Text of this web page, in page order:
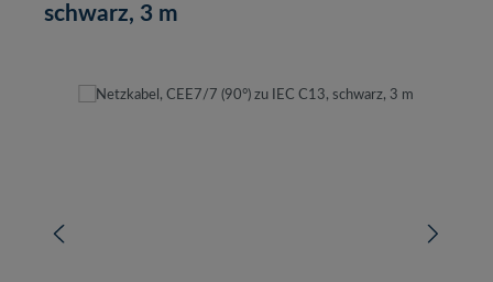
schwarz, 3 m
Bildergalerie überspringen